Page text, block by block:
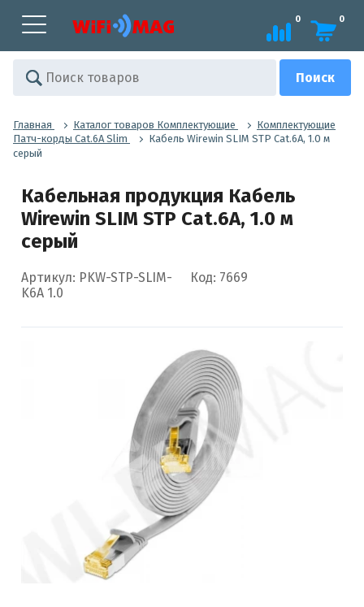
0 0
Главная Каталог товаров Комплектующие
Комплектующие
Патч-корды Cat.6A Slim
Кабель Wirewin SLIM STP Cat.6A, 1.0 м
серый
Кабельная продукция Кабель
Wirewin SLIM STP Cat.6A, 1.0 м
серый
Артикул: PKW-STP-SLIM-
K6A 1.0
Код: 7669